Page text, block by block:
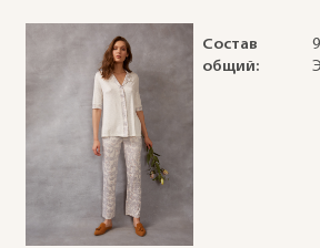
Состав
общий: